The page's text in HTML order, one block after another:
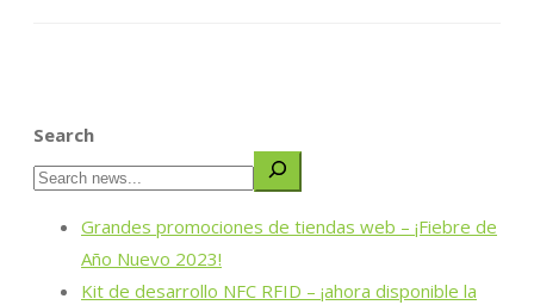
Search
Grandes promociones de tiendas web – ¡Fiebre de
Año Nuevo 2023!
Kit de desarrollo NFC RFID – ¡ahora disponible la